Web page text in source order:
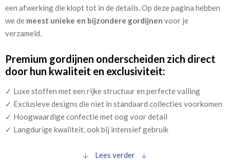
Filteren
een afwerking die klopt tot in de details. Op deze pagina hebben
we de meest unieke en bijzondere gordijnen voor je
verzameld.
Premium gordijnen onderscheiden zich direct
door hun kwaliteit en exclusiviteit:
✓ Luxe stoffen met een rijke structuur en perfecte valling
✓ Exclusieve designs die niet in standaard collecties voorkomen
✓ Hoogwaardige confectie met oog voor detail
✓ Langdurige kwaliteit, ook bij intensief gebruik
Lees verder